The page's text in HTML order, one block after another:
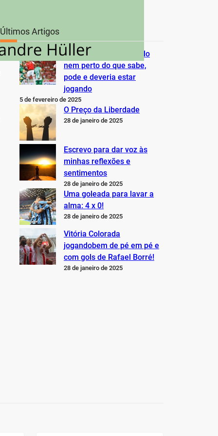
Últimos Artigos
O Inter não está jogando
nem perto do que sabe,
pode e deveria estar
jogando
5 de fevereiro de 2025
O Preço da Liberdade
28 de janeiro de 2025
Escrevo para dar voz às
minhas reflexões e
sentimentos
28 de janeiro de 2025
Uma goleada para lavar a
alma: 4 x 0!
28 de janeiro de 2025
Vitória Colorada
jogandobem de pé em pé e
com gols de Rafael Borré!
28 de janeiro de 2025